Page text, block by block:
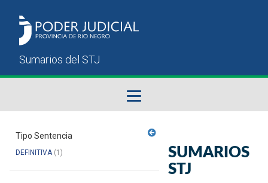
Sumarios del STJ
Tipo Sentencia
DEFINITIVA(1)
SUMARIOS
STJ